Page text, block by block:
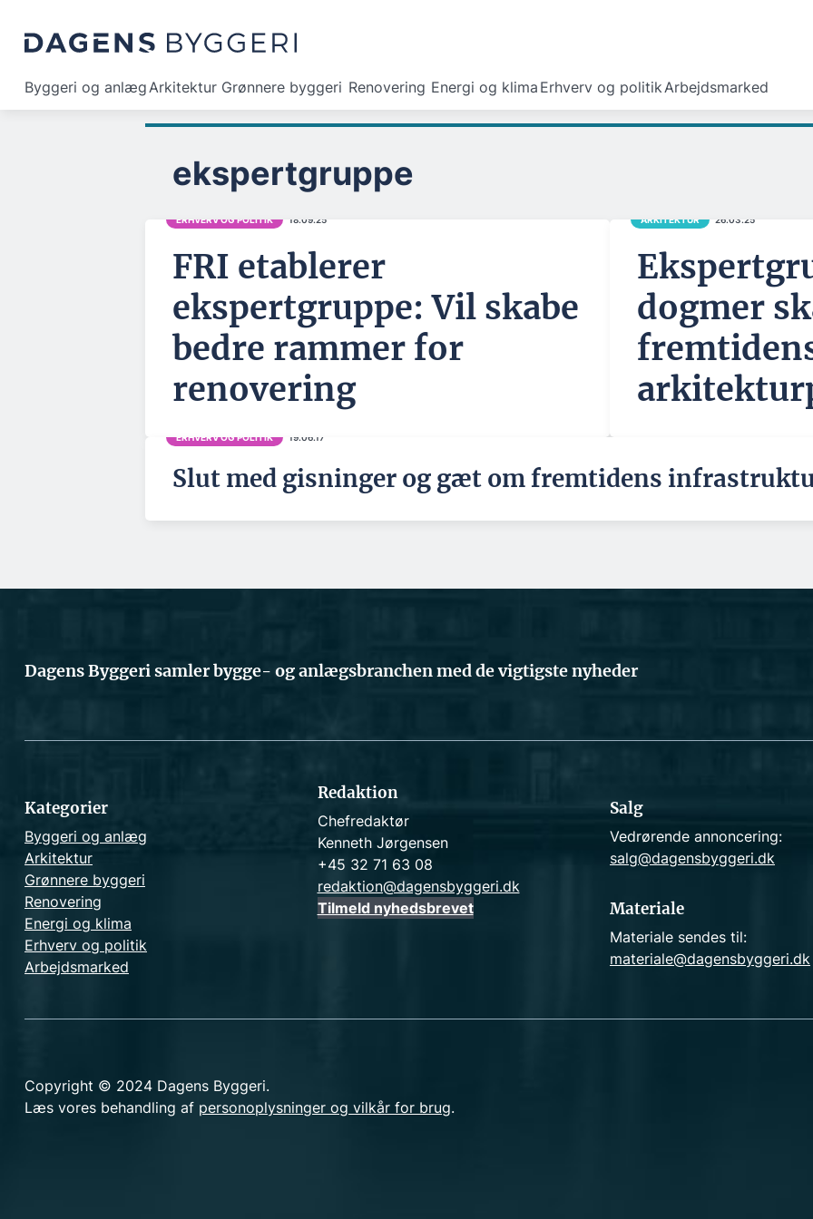
Byggeri og anlægArkitektur Grønnere byggeri Renovering Energi og klima Erhverv og politikArbejdsmarked
ekspertgruppe
ERHVERV OG POLITIK 18.09.25
FRI etablerer
ekspertgruppe: Vil skabe
bedre rammer for
renovering
ARKITEKTUR 26.03.25
dogmer
ERHVERV OG POLITIK 19.06.17
Slut med gisninger og gæt om fremtidens
Dagens Byggeri samler bygge- og anlægsbranchen med de vigtigste nyheder
Kategorier
Byggeri og anlæg
Arkitektur
Grønnere byggeri
Renovering
Energi og klima
Erhverv og politik
Arbejdsmarked
Redaktion
Chefredaktør
Kenneth Jørgensen
+45 32 71 63 08
redaktion@dagensbyggeri.dk
Tilmeld nyhedsbrevet
Salg
Vedrørende annoncering:
salg@dagensbyggeri.dk
Materiale
Materiale sendes til:
materiale@dagensbyggeri.dk
Copyright © 2024 Dagens Byggeri.
Læs vores behandling af personoplysninger og vilkår for brug.